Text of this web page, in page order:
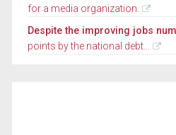
for a media organization.
Despite the improving jobs
points by the national debt...